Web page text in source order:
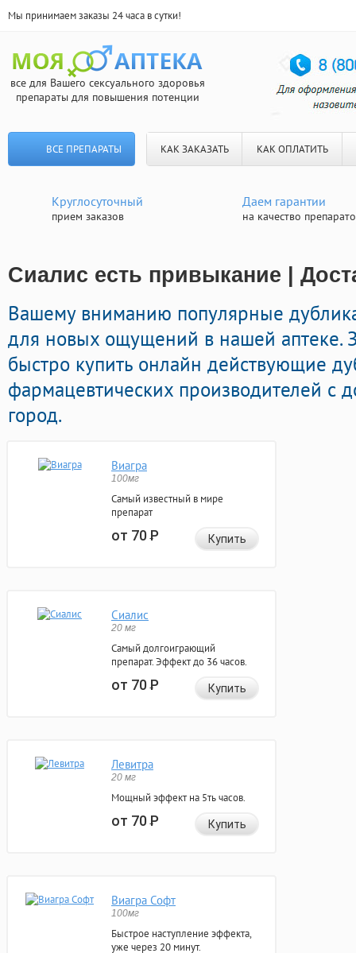
Мы принимаем заказы 24 часа в сутки!
все для Вашего сексуального здоровья
препараты для повышения потенции
ВСЕ ПРЕПАРАТЫ КАК ЗАКАЗАТЬ КАК ОПЛАТИТЬ
Круглосуточный
прием заказов
Даем гарантии
на качество
Сиалис есть привыкание |
Вашему вниманию популярные
для новых ощущений в нашей аптеке.
быстро купить онлайн действующие
фармацевтических производителей с
город.
Виагра
100мг
Самый известный в мире
препарат
от 70Р Купить
Сиалис
20 мг
Самый долгоиграющий
препарат. Эффект до 36 часов.
от 70Р Купить
Левитра
20 мг
Мощный эффект на 5ть часов.
от 70Р Купить
Виагра Софт
100мг
Быстрое наступление эффекта,
уже через 20 минут.